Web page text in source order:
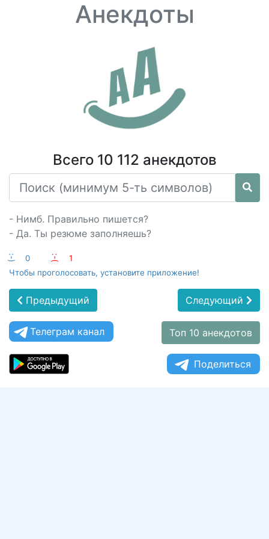
Анекдоты
Всего 10 112 анекдотов
- Нимб. Правильно пишется?
- Да. Ты резюме заполняешь?
:-) 0 :-(
1
Чтобы проголосовать, установите приложение!
Предыдущий Следующий
Телеграм канал Топ 10 анекдотов
Поделиться